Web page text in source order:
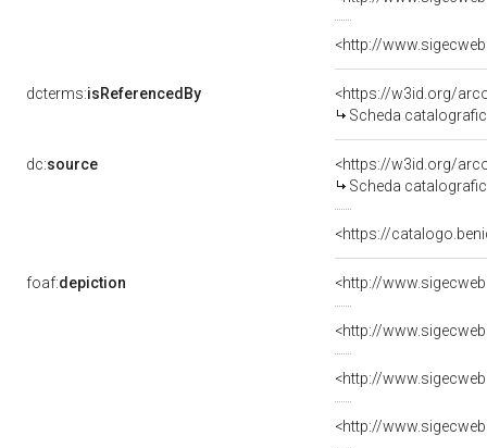
dcterms:isReferencedBy
<https://w3id.org/
Scheda
dc:source
<https://w3id.org/
Scheda
<https://
foaf:depiction
<http://
<http://